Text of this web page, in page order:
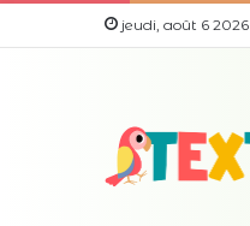
jeudi, août 6 2026